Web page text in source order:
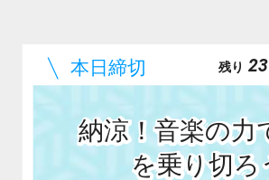
納涼！音楽の力
を乗り切ろ
残り 23